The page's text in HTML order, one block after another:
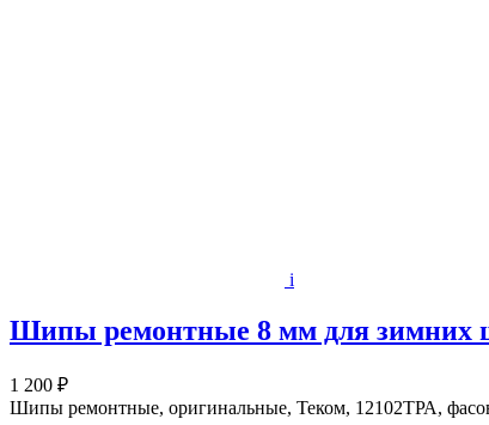
i
Шипы ремонтные 8 мм для зимних
1 200 ₽
Шипы ремонтные, оригинальные, Теком, 12102ТРА,